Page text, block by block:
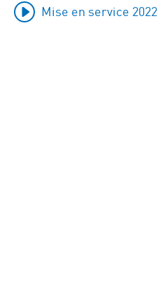
Mise en service 2022